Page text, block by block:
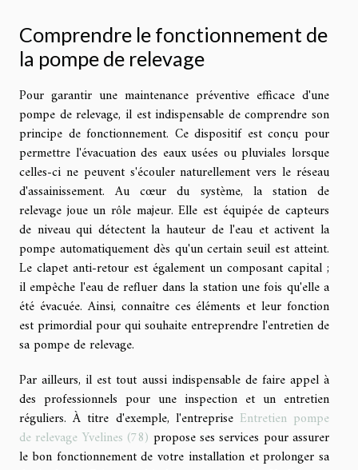
Comprendre le fonctionnement de
la pompe de relevage
Pour garantir une maintenance préventive efficace d'une
pompe de relevage, il est indispensable de comprendre son
principe de fonctionnement. Ce dispositif est conçu pour
permettre l'évacuation des eaux usées ou pluviales lorsque
celles-ci ne peuvent s'écouler naturellement vers le réseau
d'assainissement. Au cœur du système, la station de
relevage joue un rôle majeur. Elle est équipée de capteurs
de niveau qui détectent la hauteur de l'eau et activent la
pompe automatiquement dès qu'un certain seuil est atteint.
Le clapet anti-retour est également un composant capital ;
il empêche l'eau de refluer dans la station une fois qu'elle a
été évacuée. Ainsi, connaître ces éléments et leur fonction
est primordial pour qui souhaite entreprendre l'entretien de
sa pompe de relevage.
Par ailleurs, il est tout aussi indispensable de faire appel à
des professionnels pour une inspection et un entretien
réguliers. À titre d'exemple, l'entreprise Entretien pompe
de relevage Yvelines (78) propose ses services pour assurer
le bon fonctionnement de votre installation et prolonger sa